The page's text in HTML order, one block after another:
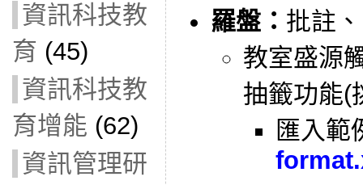
資訊科技教
育 (45)
資訊科技教
育增能 (62)
資訊管理研
羅盤： 批註
教室盛源
抽籤功能(
匯入範